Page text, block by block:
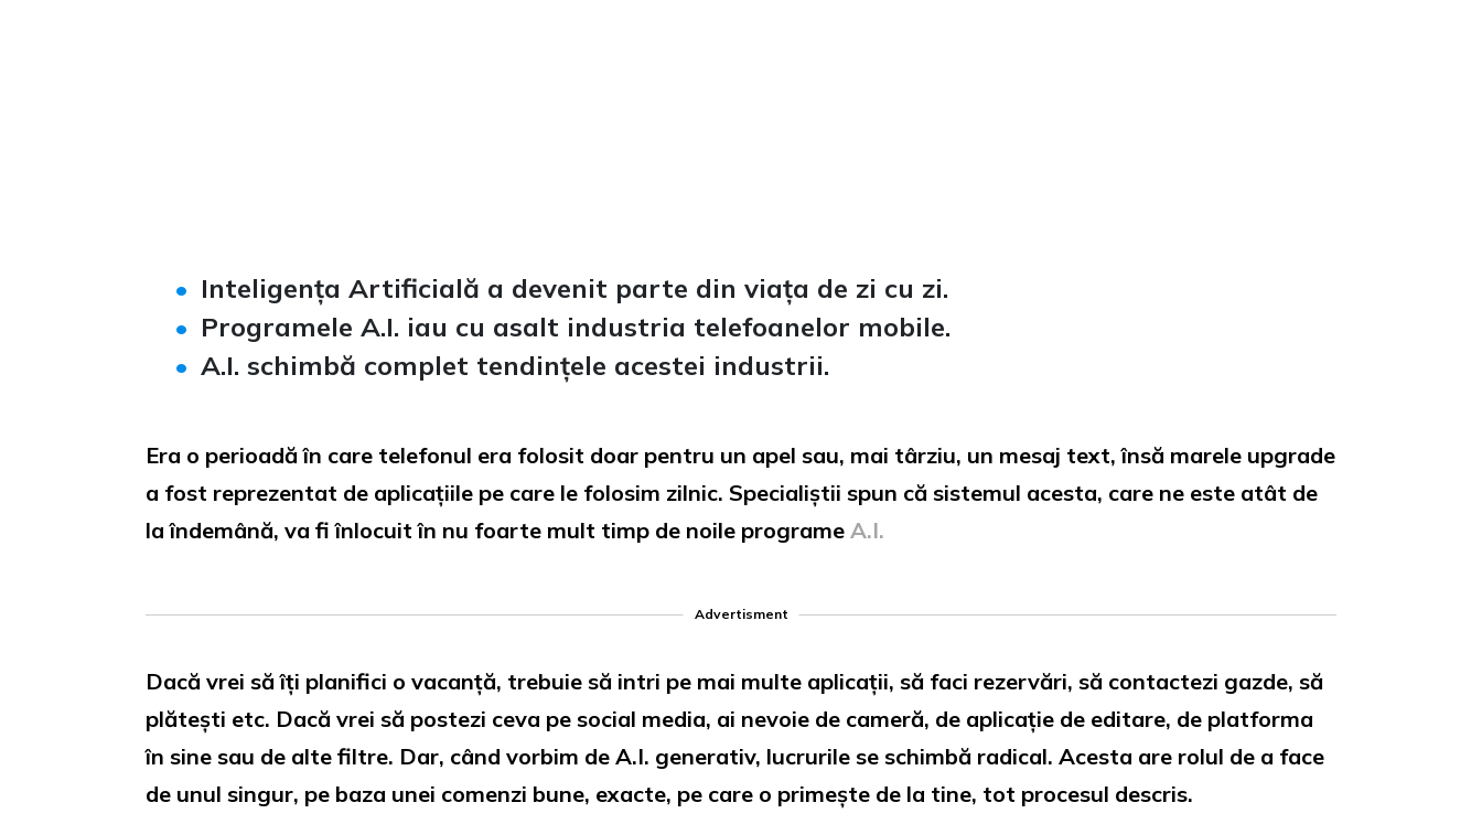
Inteligența Artificială a devenit parte din viața de zi cu zi.
Programele A.I. iau cu asalt industria telefoanelor mobile.
A.I. schimbă complet tendințele acestei industrii.
Era o perioadă în care telefonul era folosit doar pentru un apel sau, mai târziu, un mesaj text, însă marele upgrade
a fost reprezentat de aplicațiile pe care le folosim zilnic. Specialiștii spun că sistemul acesta, care ne este atât de
la îndemână, va fi înlocuit în nu foarte mult timp de noile programe A.I.
Advertisment
Dacă vrei să îți planifici o vacanță, trebuie să intri pe mai multe aplicații, să faci rezervări, să contactezi gazde, să
plătești etc. Dacă vrei să postezi ceva pe social media, ai nevoie de cameră, de aplicație de editare, de platforma
în sine sau de alte filtre. Dar, când vorbim de A.I. generativ, lucrurile se schimbă radical. Acesta are rolul de a face
de unul singur, pe baza unei comenzi bune, exacte, pe care o primește de la tine, tot procesul descris.